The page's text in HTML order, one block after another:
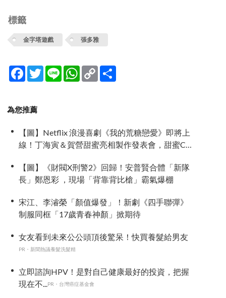
標籤
金字塔遊戲 張多雅
Facebook
TwitterLine WhatsApp
Copy
Link
為您推薦
【圖】Netflix 浪漫喜劇《我的荒糖戀愛》即將上
線！丁海寅＆賀營甜蜜亮相製作發表會，甜蜜CP
【圖】《財閥X刑警2》回歸！安普賢合體「新隊
長」鄭恩彩 ，現場「背靠背比槍」霸氣爆棚
宋江、李濬榮「顏值爆發」！新劇《四手聯彈》
制服同框「17歲青春神顏」掀期待
女友看到未來公公頭頂後驚呆！快買養髮給男友
PR・新聞熱議養髮洗髮精
立即諮詢HPV！是對自己健康最好的投資，把握
現在不...PR・台灣癌症基金會